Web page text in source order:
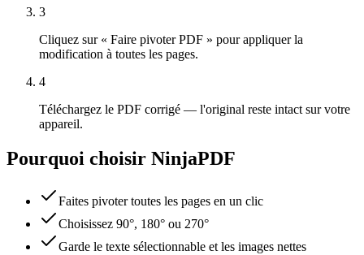
3
Cliquez sur « Faire pivoter PDF » pour appliquer la
modification à toutes les pages.
4
Téléchargez le PDF corrigé — l'original reste intact sur votre
appareil.
Pourquoi choisir NinjaPDF
Faites pivoter toutes les pages en un clic
Choisissez 90°, 180° ou 270°
Garde le texte sélectionnable et les images nettes